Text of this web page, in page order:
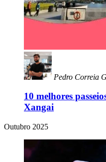
Pedro Correia
10 melhores
Xangai
Outubro 2025